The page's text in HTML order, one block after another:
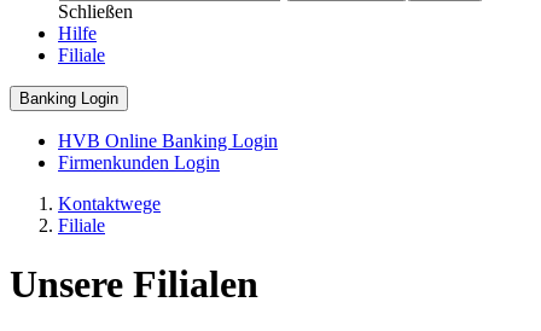
Schließen
Hilfe
Filiale
Banking Login
HVB Online Banking Login
Firmenkunden Login
Kontaktwege
Filiale
Unsere Filialen